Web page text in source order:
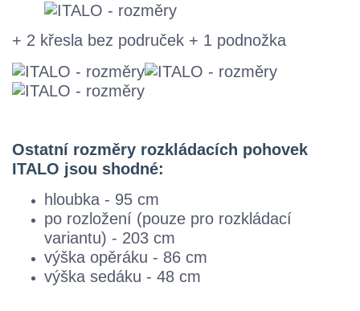
+ 2 křesla bez područek + 1 podnožka
Ostatní rozměry rozkládacích pohovek
ITALO jsou shodné:
hloubka - 95 cm
po rozložení (pouze pro rozkládací
variantu) - 203 cm
výška opěráku - 86 cm
výška sedáku - 48 cm